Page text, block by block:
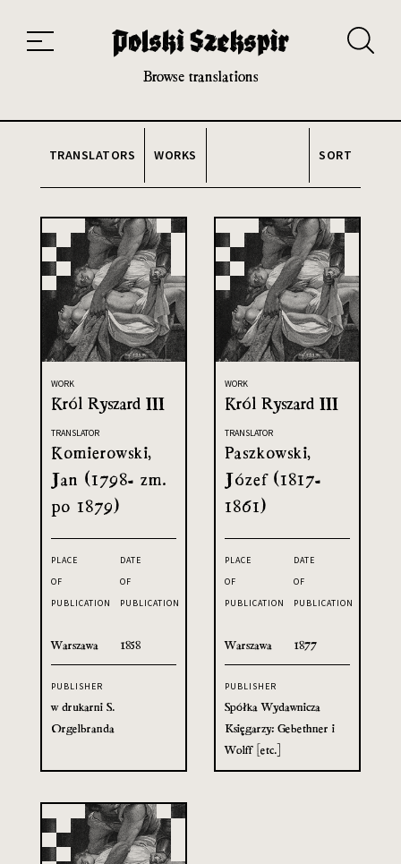
20th and 21st century module
Browse translations
TRANSLATORS WORKS SORT
WORK
Król Ryszard III
TRANSLATOR
Komierowski,
Jan (1798- zm.
po 1879)
PLACE
OF
PUBLICATION
Warszawa
DATE
OF
PUBLICATION
1858
PUBLISHER
w drukarni S.
Orgelbranda
WORK
Król Ryszard III
TRANSLATOR
Paszkowski,
Józef (1817-
1861)
PLACE
OF
PUBLICATION
Warszawa
DATE
OF
PUBLICATION
1877
PUBLISHER
Spółka Wydawnicza
Księgarzy: Gebethner i
Wolff [etc.]